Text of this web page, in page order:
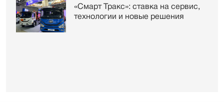
«Смарт Тракс»: ставка на сервис,
технологии и новые решения